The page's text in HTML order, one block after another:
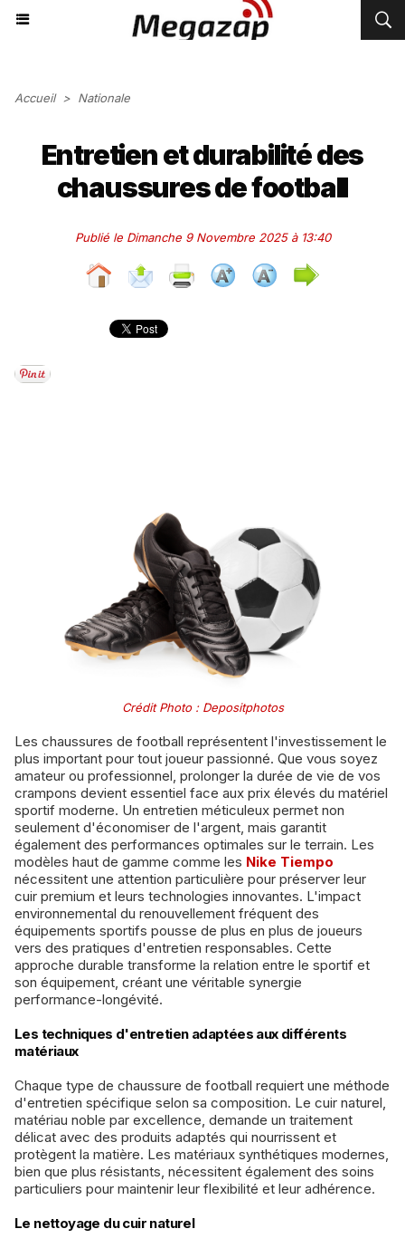
Accueil > Nationale
Entretien et durabilité des
chaussures de football
Publié le Dimanche 9 Novembre 2025 à 13:40
Crédit Photo : Depositphotos
Les chaussures de football représentent l'investissement le
plus important pour tout joueur passionné. Que vous soyez
amateur ou professionnel, prolonger la durée de vie de vos
crampons devient essentiel face aux prix élevés du matériel
sportif moderne. Un entretien méticuleux permet non
seulement d'économiser de l'argent, mais garantit
également des performances optimales sur le terrain. Les
modèles haut de gamme comme les Nike Tiempo
nécessitent une attention particulière pour préserver leur
cuir premium et leurs technologies innovantes. L'impact
environnemental du renouvellement fréquent des
équipements sportifs pousse de plus en plus de joueurs
vers des pratiques d'entretien responsables. Cette
approche durable transforme la relation entre le sportif et
son équipement, créant une véritable synergie
performance-longévité.
Les techniques d'entretien adaptées aux différents
matériaux
Chaque type de chaussure de football requiert une méthode
d'entretien spécifique selon sa composition. Le cuir naturel,
matériau noble par excellence, demande un traitement
délicat avec des produits adaptés qui nourrissent et
protègent la matière. Les matériaux synthétiques modernes,
bien que plus résistants, nécessitent également des soins
particuliers pour maintenir leur flexibilité et leur adhérence.
Le nettoyage du cuir naturel